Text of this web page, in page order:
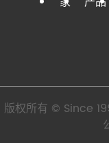
版权所有 © Since